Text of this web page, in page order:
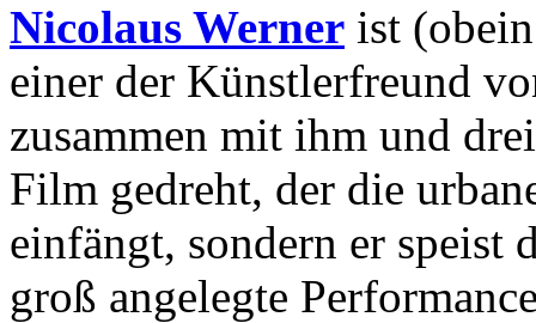
Nicolaus Werner ist
einer der Künstlerfreund
zusammen mit ihm und
Film gedreht, der die
einfängt, sondern er speist
groß angelegte